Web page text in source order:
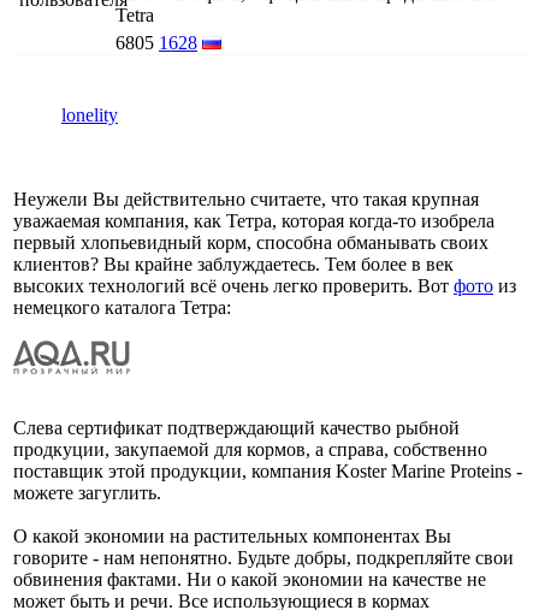
Tetra
6805 1628
lonelity
Неужели Вы действительно считаете, что такая крупная
уважаемая компания, как Тетра, которая когда-то изобрела
первый хлопьевидный корм, способна обманывать своих
клиентов? Вы крайне заблуждаетесь. Тем более в век
высоких технологий всё очень легко проверить. Вот фото из
немецкого каталога Тетра:
Слева сертификат подтверждающий качество рыбной
продкуции, закупаемой для кормов, а справа, собственно
поставщик этой продукции, компания Koster Marine Proteins -
можете загуглить.
О какой экономии на растительных компонентах Вы
говорите - нам непонятно. Будьте добры, подкрепляйте свои
обвинения фактами. Ни о какой экономии на качестве не
может быть и речи. Все использующиеся в кормах